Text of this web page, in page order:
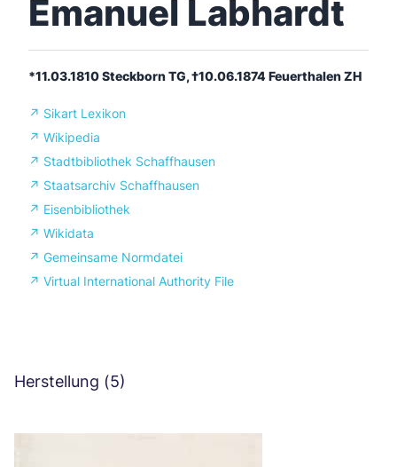
Emanuel Labhardt
*11.03.1810 Steckborn TG, †10.06.1874 Feuerthalen ZH
↗ Sikart Lexikon
↗ Wikipedia
↗ Stadtbibliothek Schaffhausen
↗ Staatsarchiv Schaffhausen
↗ Eisenbibliothek
↗ Wikidata
↗ Gemeinsame Normdatei
↗ Virtual International Authority File
Herstellung (5)